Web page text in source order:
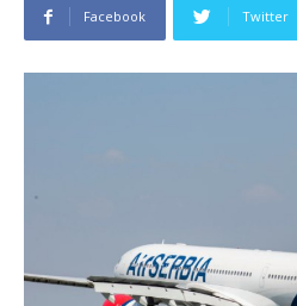
Facebook Twitter